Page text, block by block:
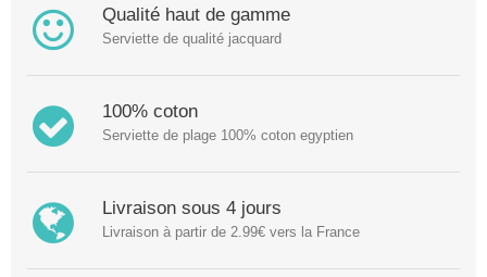
Qualité haut de gamme
Serviette de qualité jacquard
100% coton
Serviette de plage 100% coton egyptien
Livraison sous 4 jours
Livraison à partir de 2.99€ vers la France